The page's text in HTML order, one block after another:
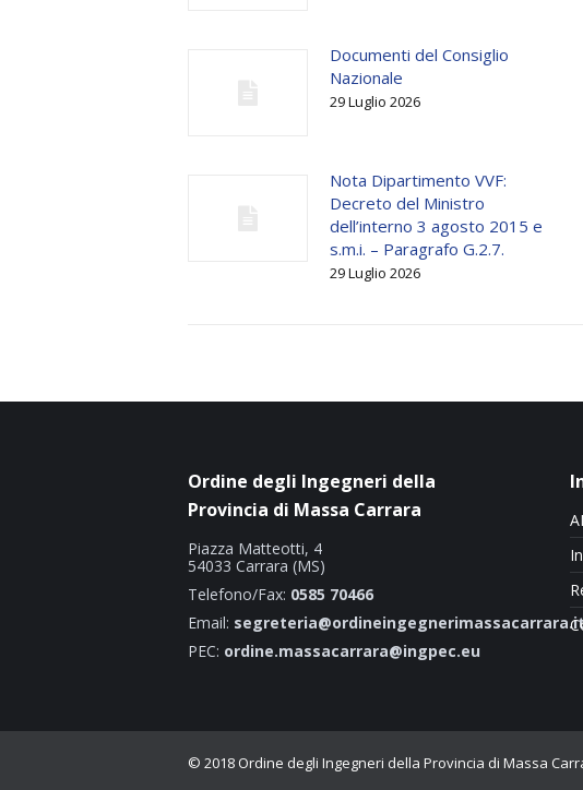
Documenti del Consiglio
Nazionale
29 Luglio 2026
Nota Dipartimento VVF:
Decreto del Ministro
dell’interno 3 agosto 2015 e
s.m.i. – Paragrafo G.2.7.
29 Luglio 2026
Ordine degli Ingegneri della
Provincia di Massa Carrara
Piazza Matteotti, 4
54033 Carrara (MS)
Telefono/Fax: 0585 70466
Email:
PEC: ordine.massacarrara@ingpec.eu
© 2018 Ordine degli Ingegneri della Provincia di Massa